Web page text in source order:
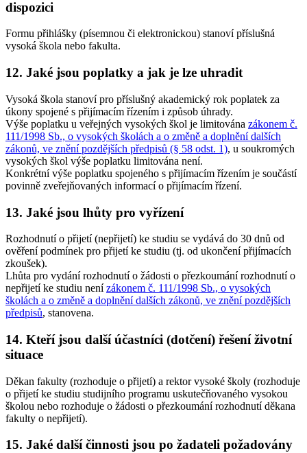
dispozici
Formu přihlášky (písemnou či elektronickou) stanoví příslušná
vysoká škola nebo fakulta.
12. Jaké jsou poplatky a jak je lze uhradit
Vysoká škola stanoví pro příslušný akademický rok poplatek za
úkony spojené s přijímacím řízením i způsob úhrady.
Výše poplatku u veřejných vysokých škol je limitována zákonem č.
111/1998 Sb., o vysokých školách a o změně a doplnění dalších
zákonů, ve znění pozdějších předpisů (§ 58 odst. 1), u soukromých
vysokých škol výše poplatku limitována není.
Konkrétní výše poplatku spojeného s přijímacím řízením je součástí
povinně zveřejňovaných informací o přijímacím řízení.
13. Jaké jsou lhůty pro vyřízení
Rozhodnutí o přijetí (nepřijetí) ke studiu se vydává do 30 dnů od
ověření podmínek pro přijetí ke studiu (tj. od ukončení přijímacích
zkoušek).
Lhůta pro vydání rozhodnutí o žádosti o přezkoumání rozhodnutí o
nepřijetí ke studiu nenízákonem č. 111/1998 Sb., o vysokých
školách a o změně a doplnění dalších zákonů, ve znění pozdějších
předpisů, stanovena.
14. Kteří jsou další účastníci (dotčení) řešení životní
situace
Děkan fakulty (rozhoduje o přijetí) a rektor vysoké školy (rozhoduje
o přijetí ke studiu studijního programu uskutečňovaného vysokou
školou nebo rozhoduje o žádosti o přezkoumání rozhodnutí děkana
fakulty o nepřijetí).
15. Jaké další činnosti jsou po žadateli požadovány